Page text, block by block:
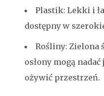
Plastik: Lekki i
dostępny w
Rośliny: Zielona
osłony mogą
ożywić przestrzeń.